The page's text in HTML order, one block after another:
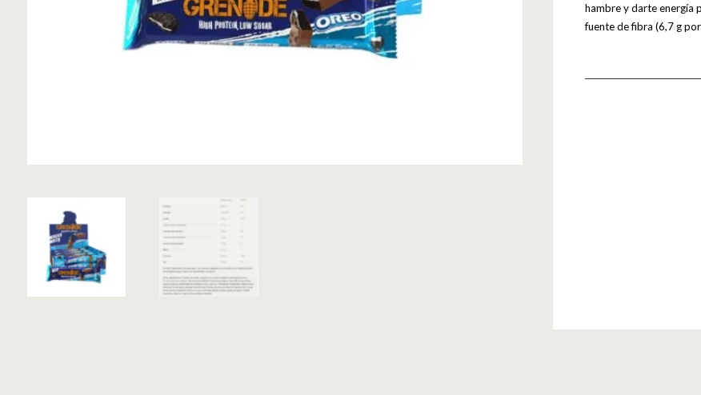
hambre y darte energía
fuente de fibra (6,7 g